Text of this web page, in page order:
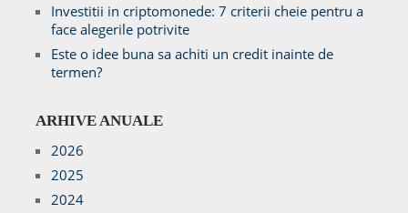
Investitii in criptomonede: 7 criterii cheie pentru a
face alegerile potrivite
Este o idee buna sa achiti un credit inainte de
termen?
ARHIVE ANUALE
2026
2025
2024